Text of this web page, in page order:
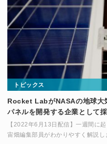
トピックス
Rocket LabがNASAの地球大
パネルを開発する企業として
【2022年6月13日配信】一週間に
宙畑編集部員がわかりやすく解説し